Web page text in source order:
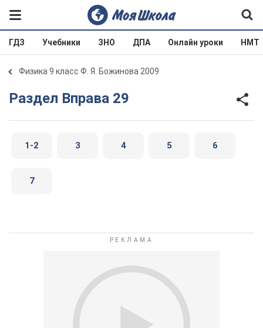
ГДЗ Учебники ЗНО ДПА Онлайн уроки НМТ
Физика 9 класс Ф. Я. Божинова 2009
Раздел Вправа 29
1-2 3 4 5 6
7